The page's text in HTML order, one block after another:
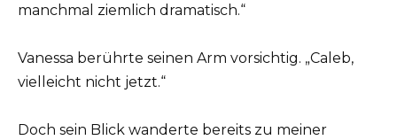
manchmal ziemlich dramatisch.“
Vanessa berührte seinen Arm vorsichtig. „Caleb,
vielleicht nicht jetzt.“
Doch sein Blick wanderte bereits zu meiner